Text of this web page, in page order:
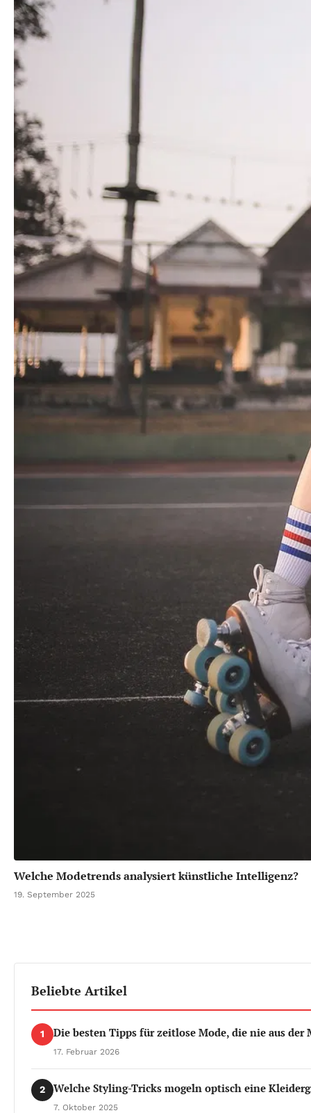
Welche Modetrends analysiert künstliche Intelligenz?
19. September 2025
Beliebte Artikel
1 Die besten Tipps für zeitlose Mode, die nie aus der
17. Februar 2026
2 Welche Styling-Tricks mogeln optisch eine
7. Oktober 2025